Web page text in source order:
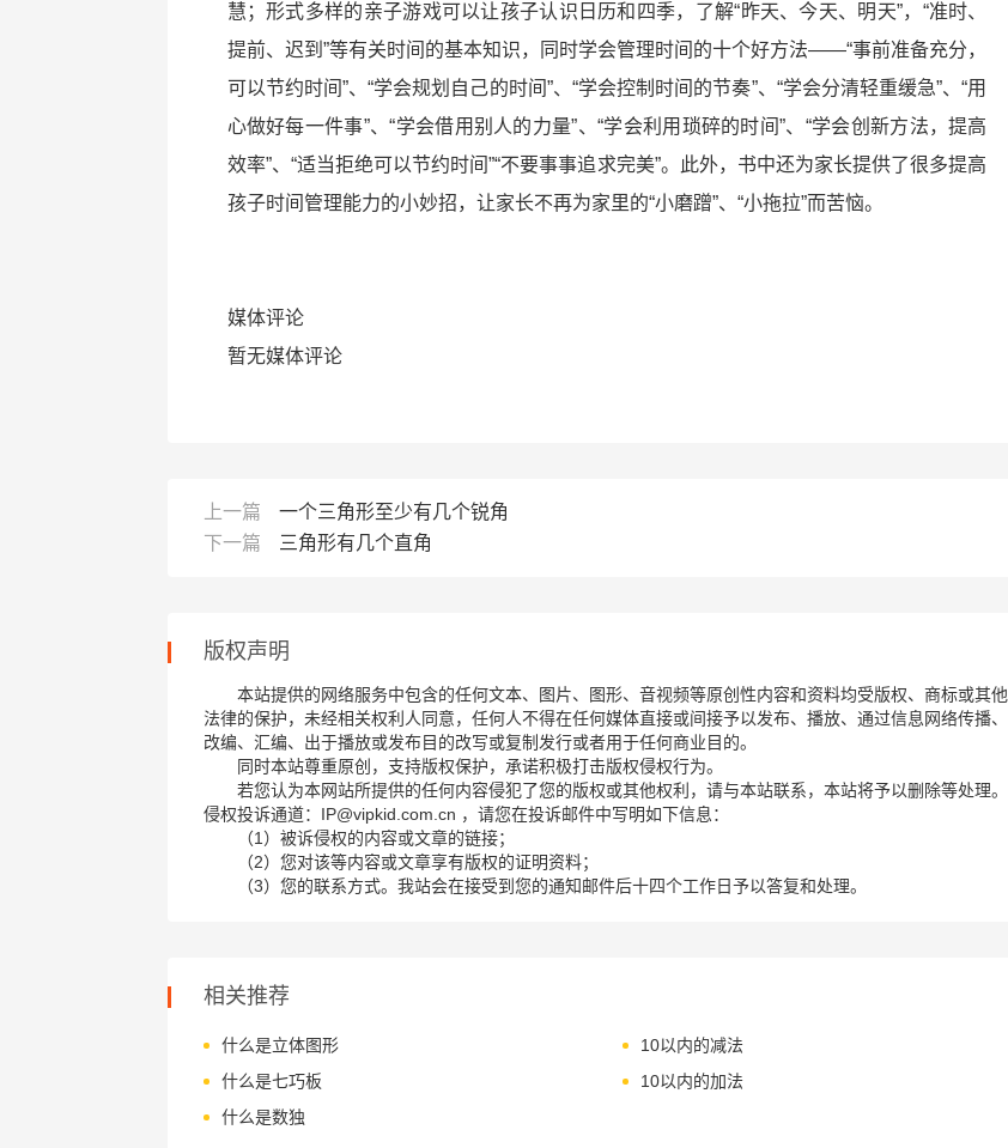
慧；形式多样的亲子游戏可以让孩子认识日历和四季，了解“昨天、今天、明天”，“准时、
提前、迟到”等有关时间的基本知识，同时学会管理时间的十个好方法——“事前准备充分，
可以节约时间”、“学会规划自己的时间”、“学会控制时间的节奏”、“学会分清轻重缓急”、“用
心做好每一件事”、“学会借用别人的力量”、“学会利用琐碎的时间”、“学会创新方法，提高
效率”、“适当拒绝可以节约时间”“不要事事追求完美”。此外，书中还为家长提供了很多提高
孩子时间管理能力的小妙招，让家长不再为家里的“小磨蹭”、“小拖拉”而苦恼。
媒体评论
暂无媒体评论
上一篇
一个三角形至少有几个锐角
下一篇
三角形有几个直角
版权声明
本站提供的网络服务中包含的任何文本、图片、图形、音视频等原创性内容和资料均受版权、商标或其他
法律的保护，未经相关权利人同意，任何人不得在任何媒体直接或间接予以发布、播放、通过信息网络传播、
改编、汇编、出于播放或发布目的改写或复制发行或者用于任何商业目的。
同时本站尊重原创，支持版权保护，承诺积极打击版权侵权行为。
若您认为本网站所提供的任何内容侵犯了您的版权或其他权利，请与本站联系，本站将予以删除等处理。
侵权投诉通道：IP@vipkid.com.cn ，请您在投诉邮件中写明如下信息：
（1）被诉侵权的内容或文章的链接；
（2）您对该等内容或文章享有版权的证明资料；
（3）您的联系方式。我站会在接受到您的通知邮件后十四个工作日予以答复和处理。
相关推荐
什么是立体图形
10以内的减法
什么是七巧板
10以内的加法
什么是数独